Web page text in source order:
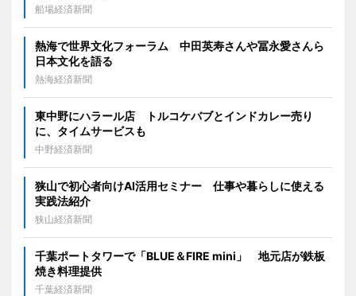
船場経済新聞
熱海で世界文化フォーラム 中田英寿さんや冨永愛さんら
日本文化を語る
熱海経済新聞
東中野にハラール店 トルコケバブとインドカレー売り
に、タイムサービスも
中野経済新聞
狭山で初心者向けAI活用セミナー 仕事や暮らしに使える
実践法紹介
狭山経済新聞
千葉ポートタワーで「BLUE＆FIRE mini」 地元店が鉄板
焼き料理提供
千葉経済新聞